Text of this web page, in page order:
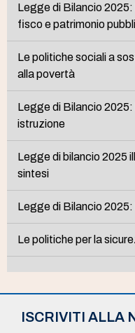
Legge di Bilancio
fisco e patrimonio
Le politiche sociali a
alla povertà
Legge di Bilancio
istruzione
Legge di bilancio 2025
sintesi
Legge di Bilancio
Le politiche per la
ISCRIVITI ALLA